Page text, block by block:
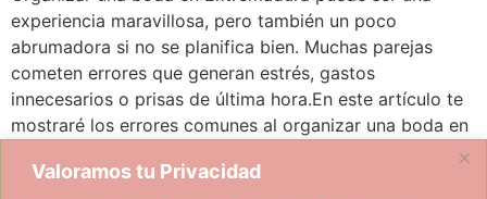
Valoramos tu Privacidad
experiencia maravillosa, pero también un poco
abrumadora si no se planifica bien. Muchas parejas
cometen errores que generan estrés, gastos
innecesarios o prisas de última hora.En este artículo te
mostraré los errores comunes al organizar una boda en
disfrutar del […]